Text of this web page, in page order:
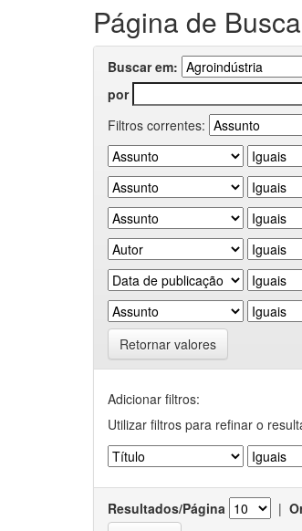
Página de Busca
Buscar em:
por
Filtros correntes:
Retornar valores
Adicionar filtros:
Utilizar filtros para refinar o
Resultados/Página |